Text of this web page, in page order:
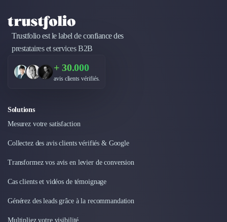
Packaging & Emballages
Support Client
Téléphonie & Télécommunication
Chatbot
Maintenance et Infogérance
BI, Analytics & Big Data
Design Thinking
Stratégie Digitale
Développement d'Application Mobile
Direction Artistique
Cybersécurité
Trustfolio est le label de confiance des
prestataires et services B2B
+ 30.000
avis clients vérifiés.
Solutions
Mesurez votre satisfaction
Collectez des avis clients vérifiés & Google
Transformez vos avis en levier de conversion
Cas clients et vidéos de témoignage
Générez des leads grâce à la recommandation
Multipliez votre visibilité